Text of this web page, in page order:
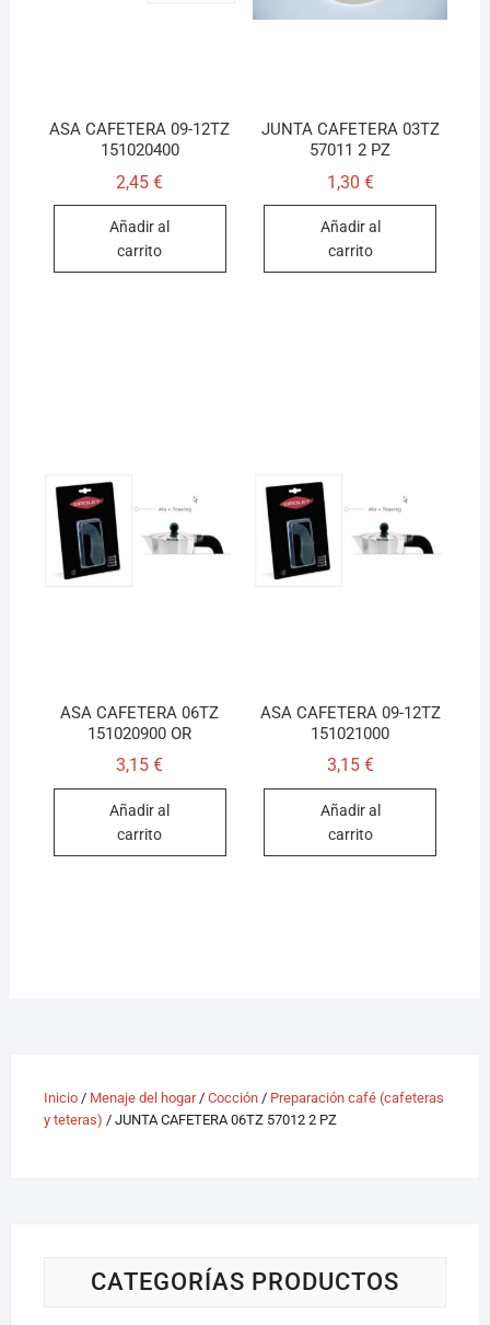
ASA CAFETERA 09-12TZ
151020400
2,45€
Añadir al
carrito
JUNTA CAFETERA 03TZ
57011 2 PZ
1,30 €
Añadir al
carrito
ASA CAFETERA 06TZ
151020900 OR
3,15€
Añadir al
carrito
ASA CAFETERA 09-12TZ
151021000
3,15 €
Añadir al
carrito
Inicio/ Menaje del hogar/ Cocción/ Preparación café (cafeteras
y teteras) / JUNTA CAFETERA 06TZ 57012 2 PZ
CATEGORÍAS PRODUCTOS